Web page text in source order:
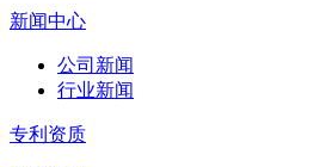
新闻中心
公司新闻
行业新闻
专利资质